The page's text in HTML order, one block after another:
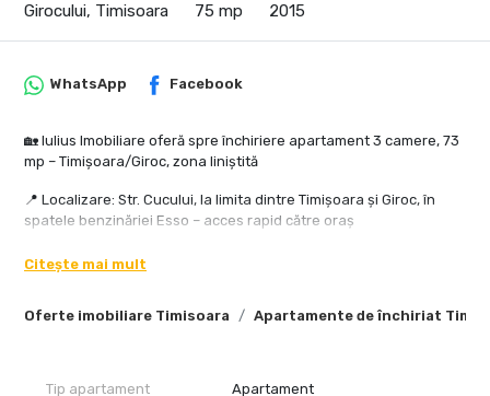
Girocului, Timisoara
75 mp 2015
Oferte imobiliare Timisoara Apartamente de închiriat
WhatsApp Facebook
🏡 Iulius Imobiliare oferă spre închiriere apartament 3 camere, 73
mp – Timișoara/Giroc, zona liniștită
📍 Localizare: Str. Cucului, la limita dintre Timișoara și Giroc, în
spatele benzinăriei Esso – acces rapid către oraș
Un apartament luminos și modern, ideal pentru cei care vor să se
flexibilitate. ✨
Citește mai mult
Tip apartament Apartament